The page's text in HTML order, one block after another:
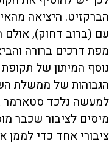
הברקזיט. היציאה
עם (ברוב דחוק), אולם
מפת דרכים ברורה
נוסף המיתון של
הגבוהות של ממשלת
למעשה נלכד סטארמר
מיסים לציבור שכבר
ציבורי אחד כדי לממן